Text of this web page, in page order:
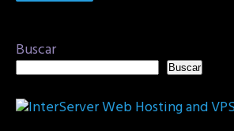
Buscar
Buscar